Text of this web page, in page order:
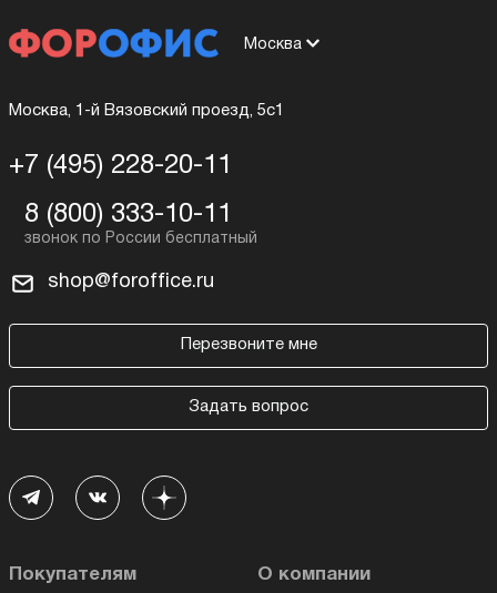
Москва
Москва, 1-й Вязовский проезд, 5с1
+7 (495) 228-20-11
8 (800) 333-10-11
shop@foroffice.ru
Перезвоните мне
Задать вопрос
Покупателям О компании